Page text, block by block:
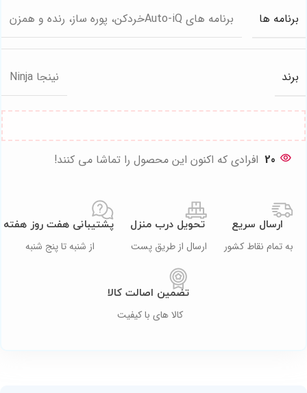
برنامه ها برنامه های Auto-iQخردکن، پوره ساز، رنده و همزن
برند نینجا Ninja
20 افرادی که اکنون این محصول را تماشا می کنند!
ارسال سریع
به تمام نقاط کشور
تحویل درب منزل
ارسال از طریق پست
پشتیبانی هفت روز هفته
از شنبه تا پنج شنبه
تضمین اصالت کالا
کالا های با کیفیت